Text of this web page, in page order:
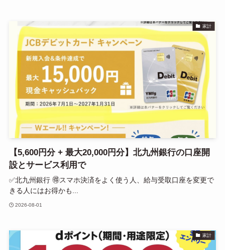
家計
【5,600円分 + 最大20,000円分】北九州銀行の口座開
設とサービス利用で
✅北九州銀行 🉐スマホ決済をよく使う人、給与受取口座を変更で
きる人にはお得かも...
2026-08-01
家計